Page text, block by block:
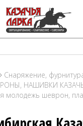
Снаряжение,
НАШИВКИ
молодежь шеврон,